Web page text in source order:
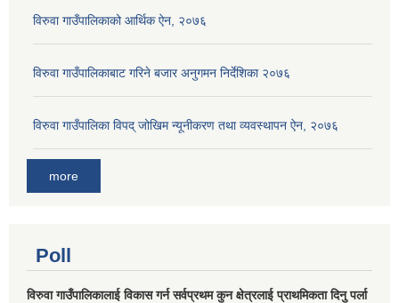
विरुवा गाउँपालिकाको आर्थिक ऐन, २०७६
विरुवा गाउँपालिकाबाट गरिने बजार अनुगमन निर्देशिका २०७६
विरुवा गाउँपालिका विपद् जोखिम न्यूनीकरण तथा व्यवस्थापन ऐन, २०७६
more
Poll
विरुवा गाउँपालिकालाई विकास गर्न सर्वप्रथम कुन क्षेत्रलाई प्राथमिकता दिनु पर्ला